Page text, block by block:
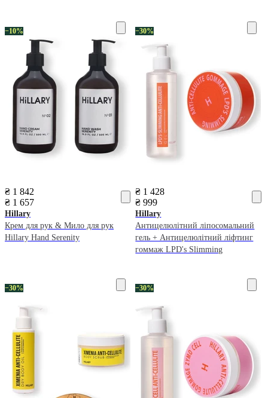
−10%
₴ 1 842
₴ 1 657
Hillary
Крем для рук & Мило для рук
Hillary Hand Serenity
−30%
₴ 1 428
₴ 999
Hillary
Антицелюлітний ліпосомальний
гель + Антицелюлітний ліфтинг
гоммаж LPD's Slimming
−30% −30%